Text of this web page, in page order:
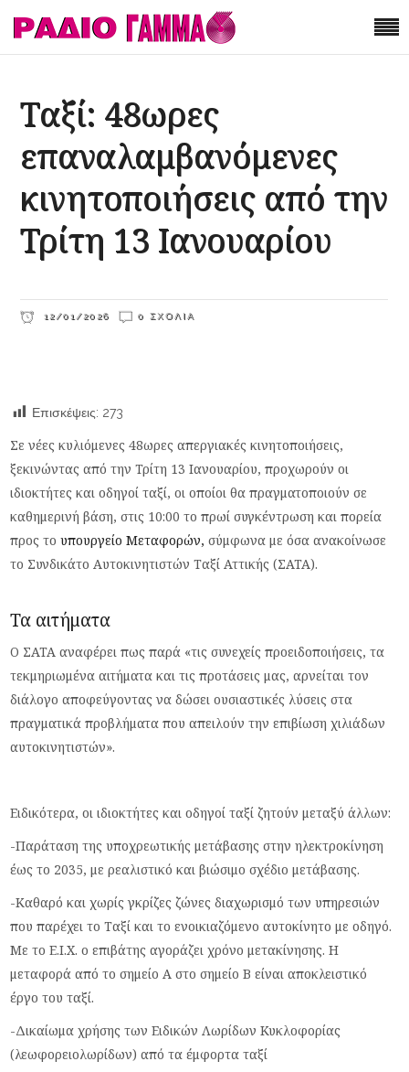
Ταξί: 48ωρες
επαναλαμβανόμενες
κινητοποιήσεις από την
Τρίτη 13 Ιανουαρίου
12/01/2026 0 ΣΧΌΛΙΑ
Επισκέψεις: 273
Σε νέες κυλιόμενες 48ωρες απεργιακές κινητοποιήσεις,
ξεκινώντας από την Τρίτη 13 Ιανουαρίου, προχωρούν οι
ιδιοκτήτες και οδηγοί ταξί, οι οποίοι θα πραγματοποιούν σε
καθημερινή βάση, στις 10:00 το πρωί συγκέντρωση και πορεία
προς τουπουργείο Μεταφορών, σύμφωνα με όσα ανακοίνωσε
το Συνδικάτο Αυτοκινητιστών Ταξί Αττικής (ΣΑΤΑ).
Τα αιτήματα
Ο ΣΑΤΑ αναφέρει πως παρά «τις συνεχείς προειδοποιήσεις, τα
τεκμηριωμένα αιτήματα και τις προτάσεις μας, αρνείται τον
διάλογο αποφεύγοντας να δώσει ουσιαστικές λύσεις στα
πραγματικά προβλήματα που απειλούν την επιβίωση χιλιάδων
αυτοκινητιστών».
Ειδικότερα, οι ιδιοκτήτες και οδηγοί ταξί ζητούν μεταξύ άλλων:
-Παράταση της υποχρεωτικής μετάβασης στην ηλεκτροκίνηση
έως το 2035, με ρεαλιστικό και βιώσιμο σχέδιο μετάβασης.
-Καθαρό και χωρίς γκρίζες ζώνες διαχωρισμό των υπηρεσιών
που παρέχει το Ταξί και το ενοικιαζόμενο αυτοκίνητο με οδηγό.
Με το Ε.Ι.Χ. ο επιβάτης αγοράζει χρόνο μετακίνησης. Η
μεταφορά από το σημείο Α στο σημείο Β είναι αποκλειστικό
έργο του ταξί.
-Δικαίωμα χρήσης των Ειδικών Λωρίδων Κυκλοφορίας
(λεωφορειολωρίδων) από τα έμφορτα ταξί